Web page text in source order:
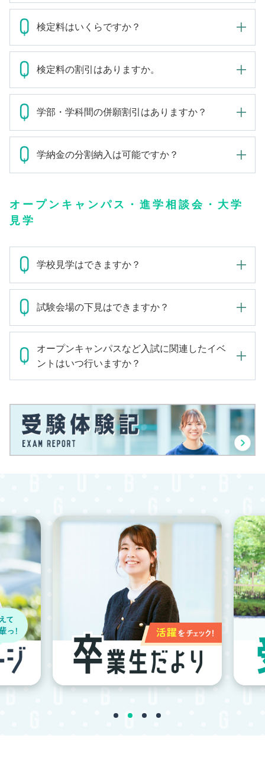
検定料はいくらですか？
検定料の割引はありますか。
学部・学科間の併願割引はありますか？
学納金の分割納入は可能ですか？
オープンキャンパス・進学相談会・大学
見学
学校見学はできますか？
試験会場の下見はできますか？
オープンキャンパスなど入試に関連したイベ
ントはいつ行いますか？